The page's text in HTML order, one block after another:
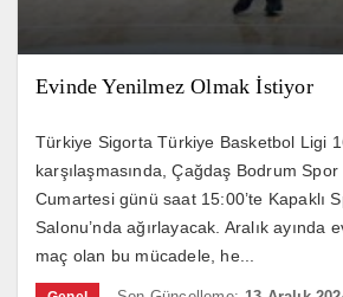
Evinde Yenilmez Olmak İstiyor
Türkiye Sigorta Türkiye Basketbol Ligi
karşılaşmasında, Çağdaş Bodrum Spor
Cumartesi günü saat 15:00’te Kapaklı
Salonu’nda ağırlayacak. Aralık ayında
maç olan bu mücadele, he...